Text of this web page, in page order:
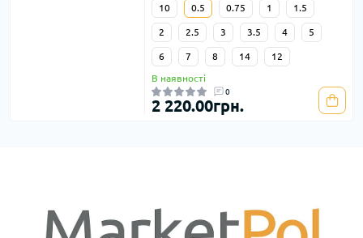
10 0.5 0.75 1 1.5
2 2.5 3 3.5 4 5
6 7 8 14 12
В наявності
0
2 220.00грн.